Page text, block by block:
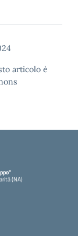
articolo è
(NA)